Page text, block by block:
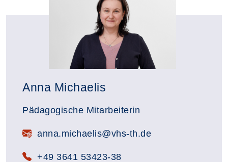
Anna Michaelis
Pädagogische Mitarbeiterin
anna.michaelis@vhs-th.de
+49 3641 53423-38